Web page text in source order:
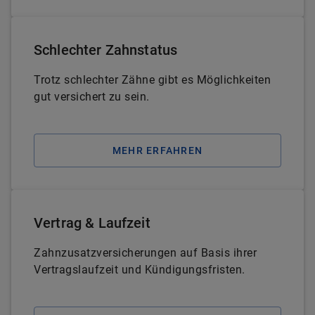
Schlechter Zahnstatus
Trotz schlechter Zähne gibt es Möglichkeiten
gut versichert zu sein.
MEHR ERFAHREN
Vertrag & Laufzeit
Zahnzusatzversicherungen auf Basis ihrer
Vertragslaufzeit und Kündigungsfristen.